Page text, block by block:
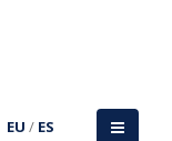
EU / ES